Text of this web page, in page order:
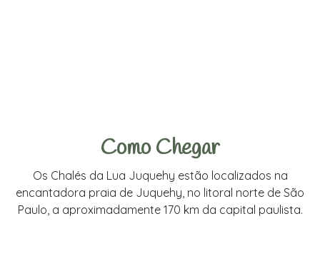
Como Chegar
Os Chalés da Lua Juquehy estão localizados na
encantadora praia de Juquehy, no litoral norte de São
Paulo, a aproximadamente 170 km da capital paulista.